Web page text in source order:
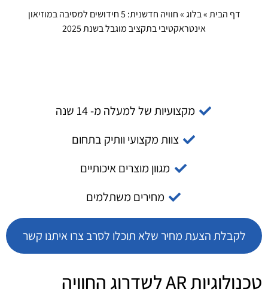
דף הבית»בלוג»
חוויה חדשנית: 5 חידושים למסיבה במוזיאון
אינטראקטיבי בתקציב מוגבל בשנת 2025
מקצועיות של למעלה מ- 14 שנה
צוות מקצועי וותיק בתחום
מגוון מוצרים איכותיים
מחירים משתלמים
לקבלת הצעת מחיר שלא תוכלו לסרב צרו איתנו קשר
טכנולוגיות AR לשדרוג החוויה